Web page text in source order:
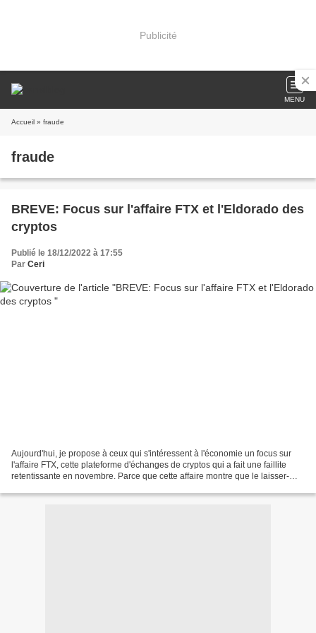
Publicité
MENU
Accueil » fraude
fraude
BREVE: Focus sur l'affaire FTX et l'Eldorado des
cryptos
Publié le 18/12/2022 à 17:55
Par Ceri
Aujourd'hui, je propose à ceux qui s'intéressent à l'économie un focus sur
l'affaire FTX, cette plateforme d'échanges de cryptos qui a fait une faillite
retentissante en novembre. Parce que cette affaire montre que le laisser-